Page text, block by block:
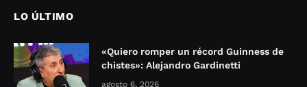
LO ÚLTIMO
«Quiero romper un récord Guinness de
chistes»: Alejandro Gardinetti
agosto 6, 2026